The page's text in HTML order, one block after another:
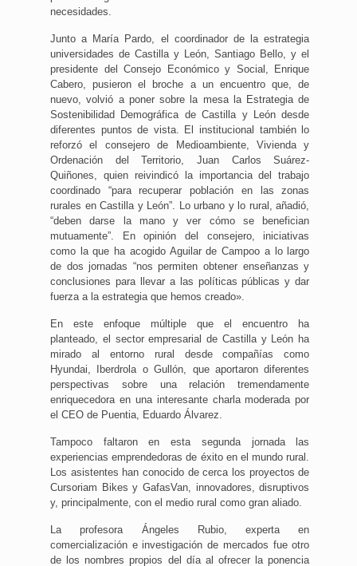
necesidades.
Junto a María Pardo, el coordinador de la estrategia
universidades de Castilla y León, Santiago Bello, y el
presidente del Consejo Económico y Social, Enrique
Cabero, pusieron el broche a un encuentro que, de
nuevo, volvió a poner sobre la mesa la Estrategia de
Sostenibilidad Demográfica de Castilla y León desde
diferentes puntos de vista. El institucional también lo
reforzó el consejero de Medioambiente, Vivienda y
Ordenación del Territorio, Juan Carlos Suárez-
Quiñones, quien reivindicó la importancia del trabajo
coordinado “para recuperar población en las zonas
rurales en Castilla y León”. Lo urbano y lo rural, añadió,
“deben darse la mano y ver cómo se benefician
mutuamente”. En opinión del consejero, iniciativas
como la que ha acogido Aguilar de Campoo a lo largo
de dos jornadas “nos permiten obtener enseñanzas y
conclusiones para llevar a las políticas públicas y dar
fuerza a la estrategia que hemos creado».
En este enfoque múltiple que el encuentro ha
planteado, el sector empresarial de Castilla y León ha
mirado al entorno rural desde compañías como
Hyundai, Iberdrola o Gullón, que aportaron diferentes
perspectivas sobre una relación tremendamente
enriquecedora en una interesante charla moderada por
el CEO de Puentia, Eduardo Álvarez.
Tampoco faltaron en esta segunda jornada las
experiencias emprendedoras de éxito en el mundo rural.
Los asistentes han conocido de cerca los proyectos de
Cursoriam Bikes y GafasVan, innovadores, disruptivos
y, principalmente, con el medio rural como gran aliado.
La profesora Ángeles Rubio, experta en
comercialización e investigación de mercados fue otro
de los nombres propios del día al ofrecer la ponencia